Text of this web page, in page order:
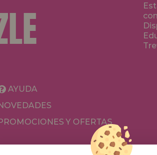
AYUDA
Y OFERTAS